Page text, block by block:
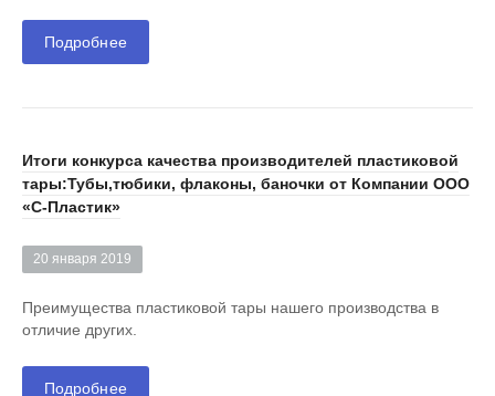
Подробнее
Итоги конкурса качества производителей пластиковой
тары:Тубы,тюбики, флаконы, баночки от Компании ООО
«С-Пластик»
20 января 2019
Преимущества пластиковой тары нашего производства в
отличие других.
Подробнее